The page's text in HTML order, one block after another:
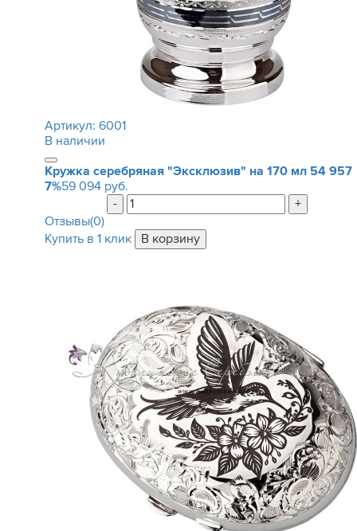
Артикул: 6001
В наличии
Кружка серебряная "Эксклюзив" на 170 мл 54 957
7%59 094 руб.
-
+
Отзывы(0)
Купить в 1 клик